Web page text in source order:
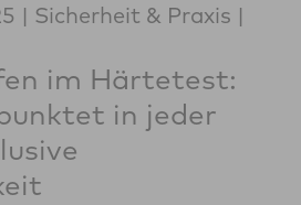
Sicherheit & Praxis
im Härtetest:
in jeder